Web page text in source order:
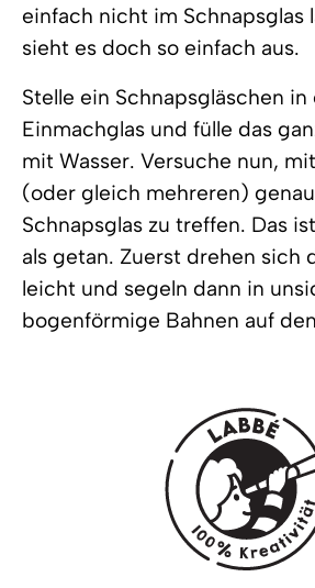
einfach nicht im Schnapsglas
sieht es doch so einfach aus.
Stelle ein Schnapsgläschen
Einmachglas und fülle das
mit Wasser. Versuche nun,
(oder gleich mehreren)
Schnapsglas zu treffen. Das
als getan. Zuerst drehen sich
leicht und segeln dann in
bogenförmige Bahnen auf